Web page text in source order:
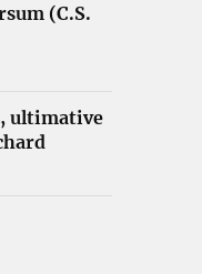
(C.S.
ultimative